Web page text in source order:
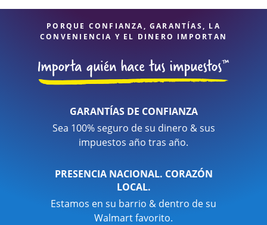
PORQUE CONFIANZA, GARANTÍAS, LA
CONVENIENCIA Y EL DINERO IMPORTAN
GARANTÍAS DE CONFIANZA
Sea 100% seguro de su dinero & sus
impuestos año tras año.
PRESENCIA NACIONAL. CORAZÓN
LOCAL.
Estamos en su barrio & dentro de su
Walmart favorito.